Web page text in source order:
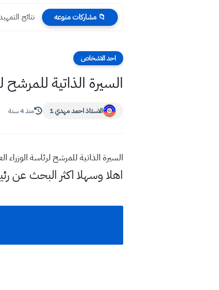
📁 مشاركات منوعه نتائج التمهيدي
احد الاشخاص
السيرة الذاتية للمرشح لرئاسة الوزراء
الاستاذ احمد مهدي 1 منذ 4 سنة
السيرة الذاتية للمرشح لرئاسة الوزراء العراقي 2022 المهندس محمد شياع